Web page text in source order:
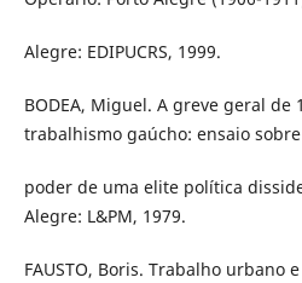
Alegre: EDIPUCRS, 1999.
BODEA, Miguel. A greve geral de
trabalhismo gaúcho: ensaio
poder de uma elite política
Alegre: L&PM, 1979.
FAUSTO, Boris. Trabalho urbano